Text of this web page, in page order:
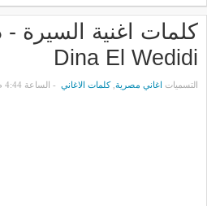
كلمات اغنية السيرة -
Dina El Wedidi
التسميات اغاني مصرية ,كلمات الاغاني - الساعة 4:44 م -